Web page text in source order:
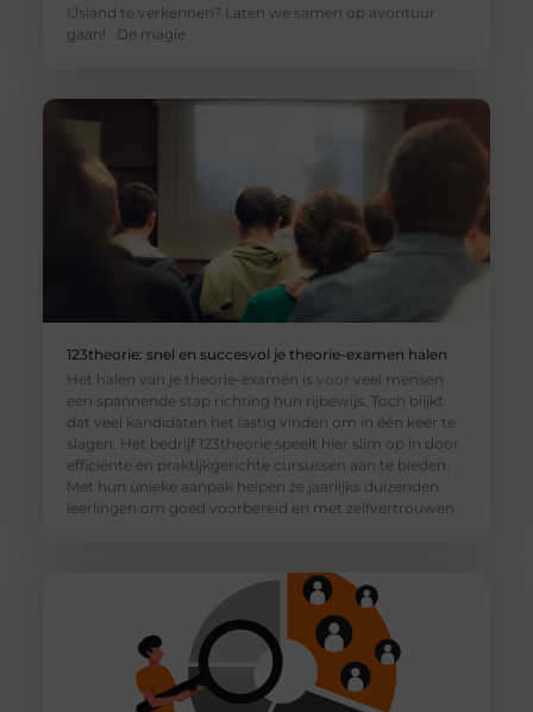
IJsland te verkennen? Laten we samen op avontuur
gaan! De magie
123theorie: snel en succesvol je theorie-examen halen
Het halen van je theorie-examen is voor veel mensen
een spannende stap richting hun rijbewijs. Toch blijkt
dat veel kandidaten het lastig vinden om in één keer te
slagen. Het bedrijf 123theorie speelt hier slim op in door
efficiënte en praktijkgerichte cursussen aan te bieden.
Met hun unieke aanpak helpen ze jaarlijks duizenden
leerlingen om goed voorbereid en met zelfvertrouwen